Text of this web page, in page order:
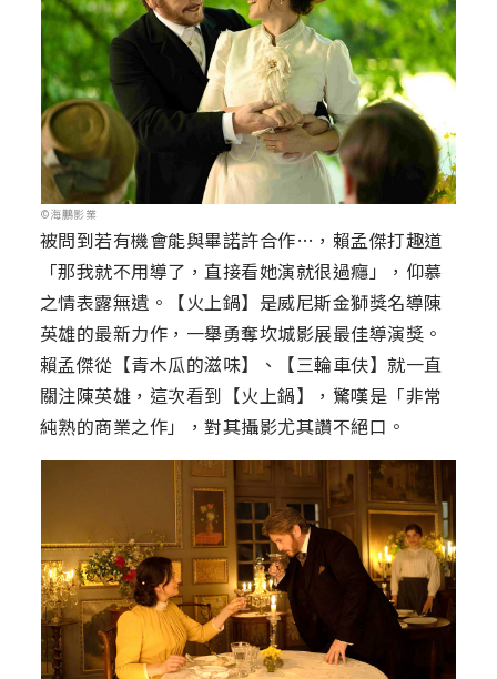
©海鵬影業
被問到若有機會能與畢諾許合作…，賴孟傑打趣道
「那我就不用導了，直接看她演就很過癮」，仰慕
之情表露無遺。【火上鍋】是威尼斯金獅獎名導陳
英雄的最新力作，一舉勇奪坎城影展最佳導演獎。
賴孟傑從【青木瓜的滋味】、【三輪車伕】就一直
關注陳英雄，這次看到【火上鍋】，驚嘆是「非常
純熟的商業之作」，對其攝影尤其讚不絕口。